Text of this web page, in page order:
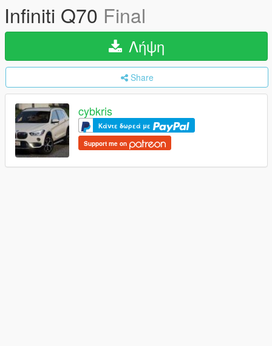
Infiniti Q70 Final
Λήψη
Share
cybkris
Κάντε δωρεά με
Support me on